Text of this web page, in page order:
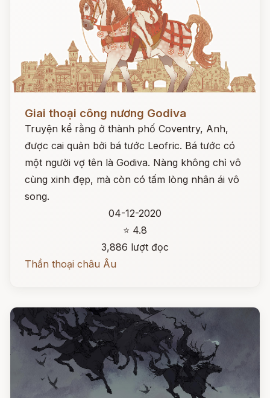
Giai thoại công nương Godiva
Truyện kể rằng ở thành phố Coventry, Anh,
được cai quản bởi bá tước Leofric. Bá tước có
một người vợ tên là Godiva. Nàng không chỉ vô
cùng xinh đẹp, mà còn có tấm lòng nhân ái vô
song.
04-12-2020
⭐ 4.8
3,886 lượt đọc
Thần thoại châu Âu